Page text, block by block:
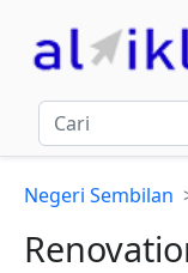
Negeri Sembilan